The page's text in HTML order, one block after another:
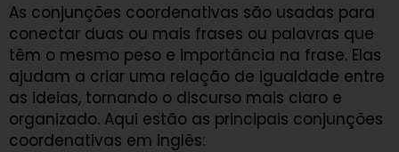
As conjunções coordenativas são usadas para
conectar duas ou mais frases ou palavras que
têm o mesmo peso e importância na frase. Elas
ajudam a criar uma relação de igualdade entre
as ideias, tornando o discurso mais claro e
organizado. Aqui estão as principais conjunções
coordenativas em inglês: